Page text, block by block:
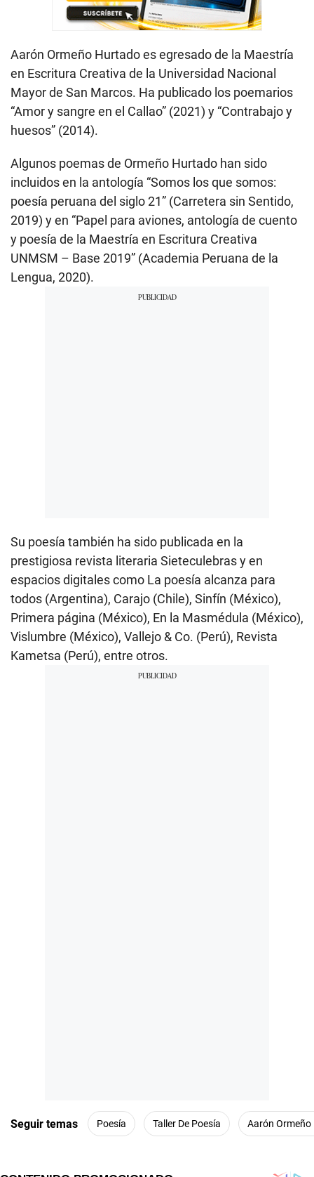
Aarón Ormeño Hurtado es egresado de la Maestría
en Escritura Creativa de la Universidad Nacional
Mayor de San Marcos. Ha publicado los poemarios
“Amor y sangre en el Callao” (2021) y “Contrabajo y
huesos” (2014).
Algunos poemas de Ormeño Hurtado han sido
incluidos en la antología “Somos los que somos:
poesía peruana del siglo 21” (Carretera sin Sentido,
2019) y en “Papel para aviones, antología de cuento
y poesía de la Maestría en Escritura Creativa
UNMSM – Base 2019” (Academia Peruana de la
Lengua, 2020).
Su poesía también ha sido publicada en la
prestigiosa revista literaria Sieteculebras y en
espacios digitales como La poesía alcanza para
todos (Argentina), Carajo (Chile), Sinfín (México),
Primera página (México), En la Masmédula (México),
Vislumbre (México), Vallejo & Co. (Perú), Revista
Kametsa (Perú), entre otros.
Seguir temas Poesía Taller De Poesía Aarón